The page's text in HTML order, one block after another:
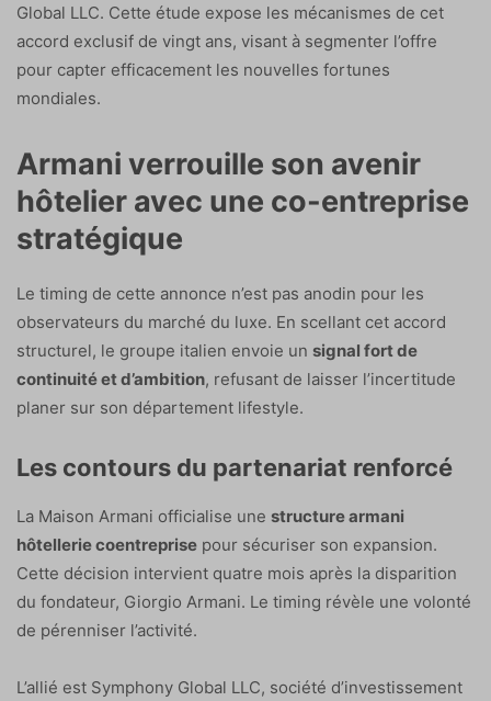
Global LLC. Cette étude expose les mécanismes de cet
accord exclusif de vingt ans, visant à segmenter l’offre
pour capter efficacement les nouvelles fortunes
mondiales.
Armani verrouille son avenir
hôtelier avec une co-entreprise
stratégique
Le timing de cette annonce n’est pas anodin pour les
observateurs du marché du luxe. En scellant cet accord
structurel, le groupe italien envoie un signal fort de
continuité et d’ambition, refusant de laisser l’incertitude
planer sur son département lifestyle.
Les contours du partenariat renforcé
La Maison Armani officialise une structure armani
hôtellerie coentreprise pour sécuriser son expansion.
Cette décision intervient quatre mois après la disparition
du fondateur, Giorgio Armani. Le timing révèle une volonté
de pérenniser l’activité.
L’allié est Symphony Global LLC, société d’investissement